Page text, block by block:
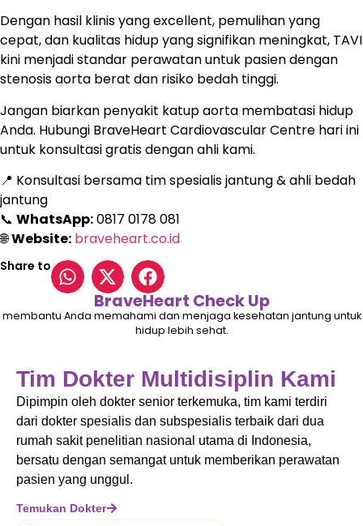
Dengan hasil klinis yang excellent, pemulihan yang
cepat, dan kualitas hidup yang signifikan meningkat, TAVI
kini menjadi standar perawatan untuk pasien dengan
stenosis aorta berat dan risiko bedah tinggi.
Jangan biarkan penyakit katup aorta membatasi hidup
Anda. Hubungi BraveHeart Cardiovascular Centre hari ini
untuk konsultasi gratis dengan ahli kami.
📍 Konsultasi bersama tim spesialis jantung & ahli bedah
jantung
📞 WhatsApp:0817 0178 081
🌐Website: braveheart.co.id
Share to
BraveHeart Check Up
membantu Anda memahami dan menjaga kesehatan jantung untuk
hidup lebih sehat.
Tim Dokter Multidisiplin Kami
Dipimpin oleh dokter senior terkemuka, tim kami terdiri
dari dokter spesialis dan subspesialis terbaik dari dua
rumah sakit penelitian nasional utama di Indonesia,
bersatu dengan semangat untuk memberikan perawatan
pasien yang unggul.
Temukan Dokter